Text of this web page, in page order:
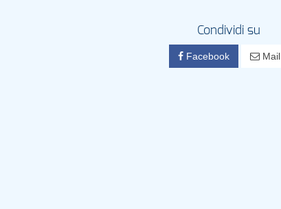
Condividi su
Facebook Mail